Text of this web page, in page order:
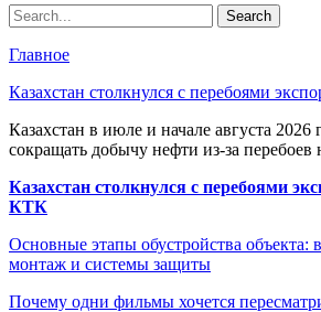
Главное
Казахстан столкнулся с перебоями
Казахстан в июле и начале августа
сокращать добычу нефти из-за
Казахстан столкнулся с перебоями
КТК
Основные этапы обустройства объекта:
монтаж и системы защиты
Почему одни фильмы хочется